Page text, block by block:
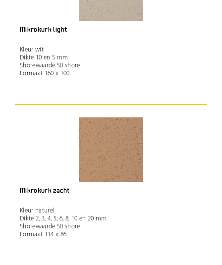
Mikrokurk light
Kleur wit
Dikte 10 en 5 mm
Shorewaarde 50 shore
Formaat 160 x 100
Mikrokurk zacht
Kleur naturel
Dikte 2, 3, 4, 5, 6, 8, 10 en 20 mm
Shorewaarde 50 shore
Formaat 114 x 86